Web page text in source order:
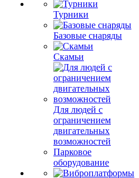
Турники
Базовые снаряды
Скамьи
Для людей с
ограничением
двигательных
возможностей
Парковое
оборудование